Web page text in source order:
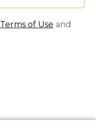
Terms of Use and